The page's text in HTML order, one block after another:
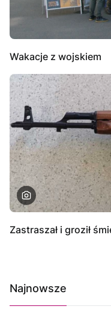
Wakacje z wojskiem
Zastraszał i groził
Najnowsze